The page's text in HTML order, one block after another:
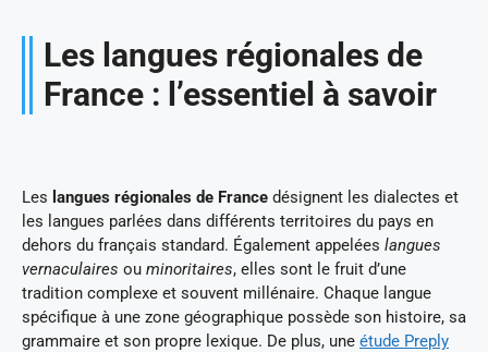
Les langues régionales de
France : l’essentiel à savoir
Les langues régionales de France désignent les dialectes et
les langues parlées dans différents territoires du pays en
dehors du français standard. Également appelées langues
vernaculaires ou minoritaires, elles sont le fruit d’une
tradition complexe et souvent millénaire. Chaque langue
spécifique à une zone géographique possède son histoire, sa
grammaire et son propre lexique. De plus, une étude Preply